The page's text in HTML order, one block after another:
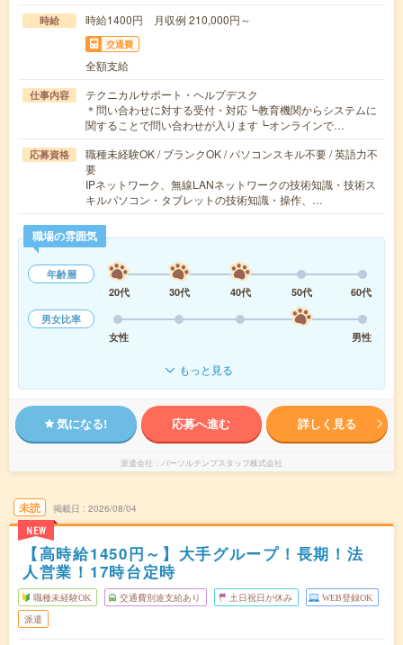
時給 時給1400円 月収例 210,000円～
交通費
全額支給
仕事内容
テクニカルサポート・ヘルプデスク
＊問い合わせに対する受付・対応┗教育機関からシステムに
関することで問い合わせが入ります┗オンラインで…
応募資格
職種未経験OK / ブランクOK / パソコンスキル不要 / 英語力不
要
IPネットワーク、無線LANネットワークの技術知識・技術ス
キルパソコン・タブレットの技術知識・操作、…
職場の雰囲気
年齢層
20代
30代 40代 50代
60代
男女比率
女性
男性
もっと見る
気になる! 応募へ進む 詳しく見る
派遣会社 パーソルテンプスタッフ株式会社
未読
NEW
掲載日 2026/08/04
【高時給1450円～】大手グループ！長期！法
人営業！17時台定時
職種未経験OK 交通費別途支給あり 土日祝日が休み WEB登録OK
派遣